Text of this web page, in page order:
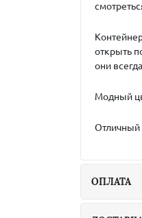
открыть
они
Модный
Отличный
ОПЛАТА